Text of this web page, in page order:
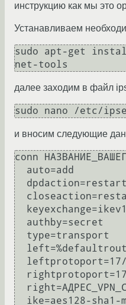
инструкцию как мы это
Устанавливаем
sudo apt-get
далее заходим в файл
и вносим следующие
conn